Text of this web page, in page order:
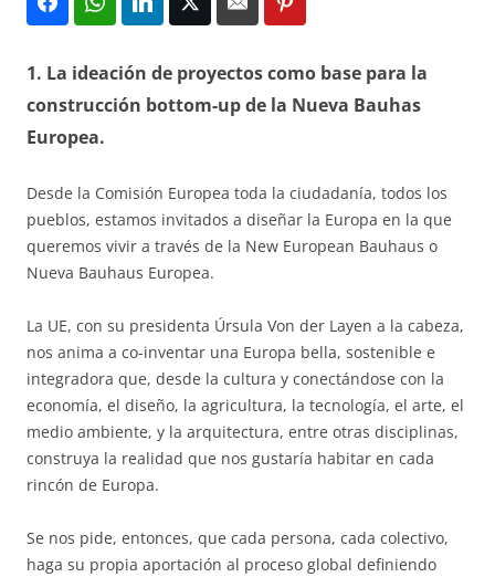
1. La ideación de proyectos como base para la
construcción bottom-up de la Nueva Bauhas
Europea.
Desde la Comisión Europea toda la ciudadanía, todos los
pueblos, estamos invitados a diseñar la Europa en la que
queremos vivir a través de la New European Bauhaus o
Nueva Bauhaus Europea.
La UE, con su presidenta Úrsula Von der Layen a la cabeza,
nos anima a co-inventar una Europa bella, sostenible e
integradora que, desde la cultura y conectándose con la
economía, el diseño, la agricultura, la tecnología, el arte, el
medio ambiente, y la arquitectura, entre otras disciplinas,
construya la realidad que nos gustaría habitar en cada
rincón de Europa.
Se nos pide, entonces, que cada persona, cada colectivo,
haga su propia aportación al proceso global definiendo